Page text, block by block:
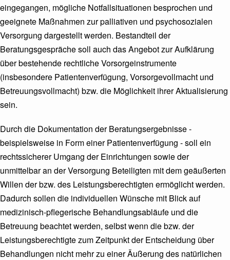
eingegangen, mögliche Notfallsituationen besprochen und
geeignete Maßnahmen zur palliativen und psychosozialen
Versorgung dargestellt werden. Bestandteil der
Beratungsgespräche soll auch das Angebot zur Aufklärung
über bestehende rechtliche Vorsorgeinstrumente
(insbesondere Patientenverfügung, Vorsorgevollmacht und
Betreuungsvollmacht) bzw. die Möglichkeit ihrer Aktualisierung
sein.
Durch die Dokumentation der Beratungsergebnisse -
beispielsweise in Form einer Patientenverfügung - soll ein
rechtssicherer Umgang der Einrichtungen sowie der
unmittelbar an der Versorgung Beteiligten mit dem geäußerten
Willen der bzw. des Leistungsberechtigten ermöglicht werden.
Dadurch sollen die individuellen Wünsche mit Blick auf
medizinisch-pflegerische Behandlungsabläufe und die
Betreuung beachtet werden, selbst wenn die bzw. der
Leistungsberechtigte zum Zeitpunkt der Entscheidung über
Behandlungen nicht mehr zu einer Äußerung des natürlichen